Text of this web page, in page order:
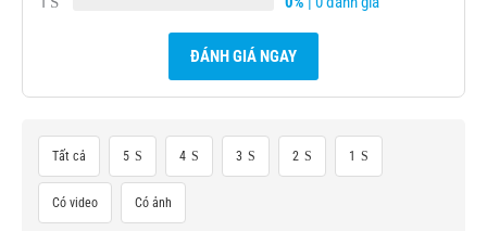
ĐÁNH GIÁ NGAY
Tất cả 5 4 3 2 1
Có video Có ảnh